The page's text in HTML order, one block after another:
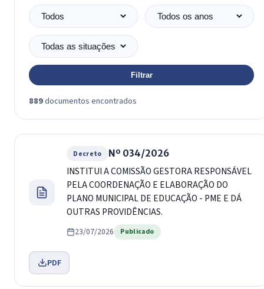
Tipo de norma Ano
Situação
Filtrar
889documentos encontrados
Decreto Nº 034/2026
INSTITUI A COMISSÃO GESTORA RESPONSÁVEL
PELA COORDENAÇÃO E ELABORAÇÃO DO
PLANO MUNICIPAL DE EDUCAÇÃO - PME E DÁ
OUTRAS PROVIDÊNCIAS.
23/07/2026 Publicado
PDF